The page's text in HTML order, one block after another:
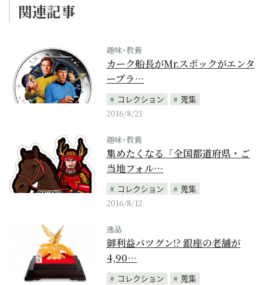
関連記事
趣味･教養
カーク船長がMr.スポックがエンタ
ープラ…
コレクション
蒐集
2016/8/21
趣味･教養
集めたくなる「全国都道府県・ご
当地フォル…
コレクション
蒐集
2016/8/12
逸品
御利益バツグン!? 銀座の老舗が
4,90…
コレクション
蒐集